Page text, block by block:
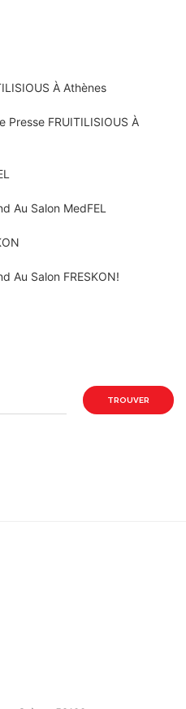
À Athènes
Presse FRUITILISIOUS À
Au Salon MedFEL
Au Salon FRESKON!
TROUVER